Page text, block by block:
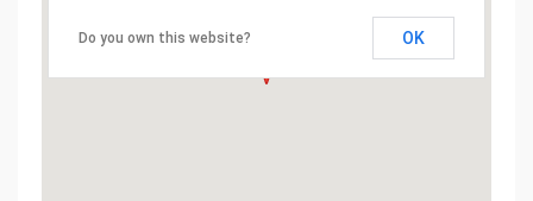
Do you own this website? OK